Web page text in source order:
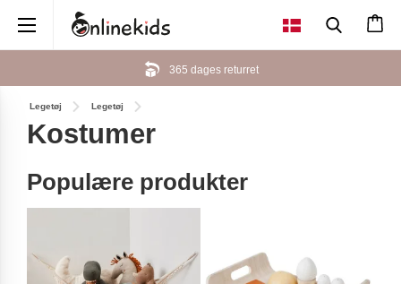
365 dages returret
Legetøj Legetøj
Kostumer
Populære produkter